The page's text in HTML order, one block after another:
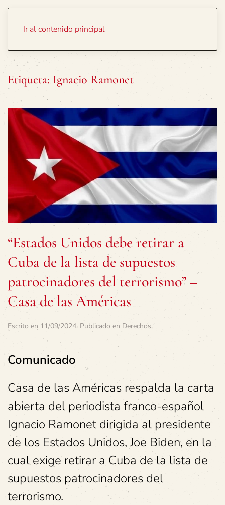
Ir al contenido principal
Etiqueta: Ignacio Ramonet
“Estados Unidos debe retirar a
Cuba de la lista de supuestos
patrocinadores del terrorismo” –
Casa de las Américas
Escrito en 11/09/2024. Publicado en Derechos.
Comunicado
Casa de las Américas respalda la carta
abierta del periodista franco-español
Ignacio Ramonet dirigida al presidente
de los Estados Unidos, Joe Biden, en la
cual exige retirar a Cuba de la lista de
supuestos patrocinadores del
terrorismo.